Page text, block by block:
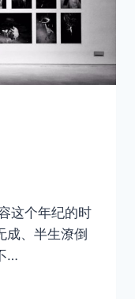
这个年纪的时
成、半生潦倒
…